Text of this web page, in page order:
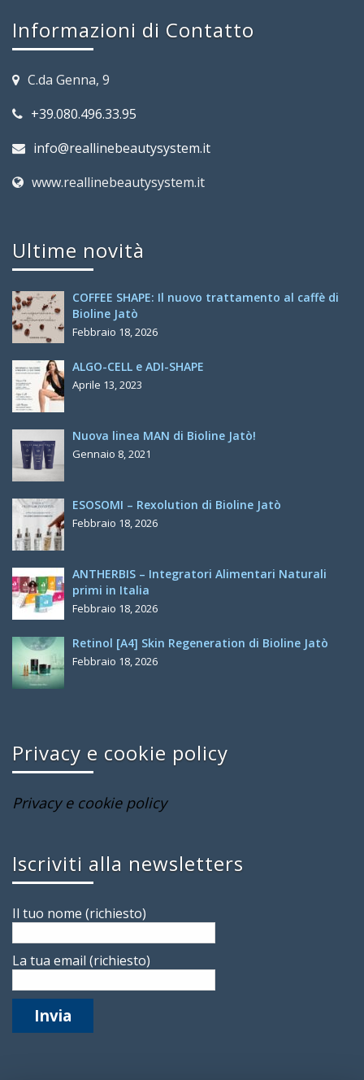
Informazioni di Contatto
C.da Genna, 9
+39.080.496.33.95
info@reallinebeautysystem.it
www.reallinebeautysystem.it
Ultime novità
COFFEE SHAPE: Il nuovo trattamento al caffè di
Bioline Jatò
Febbraio 18, 2026
ALGO-CELL e ADI-SHAPE
Aprile 13, 2023
Nuova linea MAN di Bioline Jatò!
Gennaio 8, 2021
ESOSOMI – Rexolution di Bioline Jatò
Febbraio 18, 2026
ANTHERBIS – Integratori Alimentari Naturali
primi in Italia
Febbraio 18, 2026
Retinol [A4] Skin Regeneration di Bioline Jatò
Febbraio 18, 2026
Privacy e cookie policy
Privacy e cookie policy
Iscriviti alla newsletters
Il tuo nome (richiesto)
La tua email (richiesto)